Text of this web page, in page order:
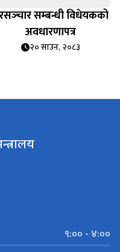
सम्बन्धी विधेयकको
अवधारणापत्र
२० साउन, २०८३
९:०० - ४:००